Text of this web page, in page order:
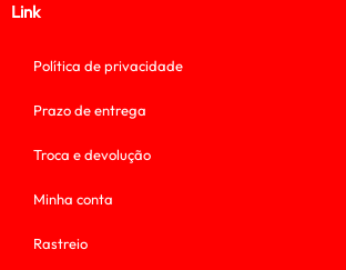
Link
Política de privacidade
Prazo de entrega
Troca e devolução
Minha conta
Rastreio